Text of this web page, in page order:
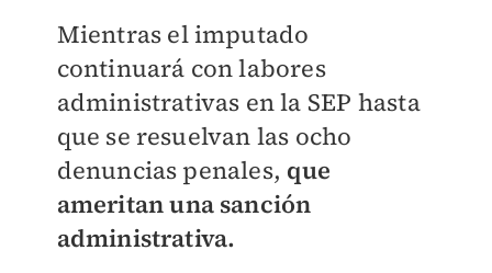
Mientras el imputado
continuará con labores
administrativas en la SEP hasta
que se resuelvan las ocho
denuncias penales, que
ameritan una sanción
administrativa.